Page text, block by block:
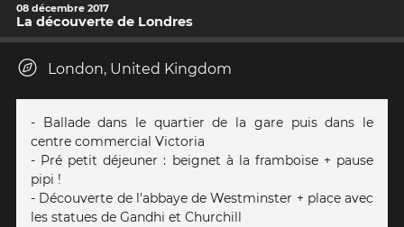
08 décembre 2017
La découverte de Londres
London, United Kingdom
- Ballade dans le quartier de la gare puis dans le
centre commercial Victoria
- Pré petit déjeuner : beignet à la framboise + pause
pipi !
- Découverte de l'abbaye de Westminster + place avec
les statues de Gandhi et Churchill